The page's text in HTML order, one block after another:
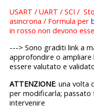
USART / UART / SCI /
asincrona / Formula per
in rosso non devono
---> Sono graditi link a
approfondire o ampliare
essere valutato e
ATTENZIONE: una volta
per modificarla; passato
intervenire